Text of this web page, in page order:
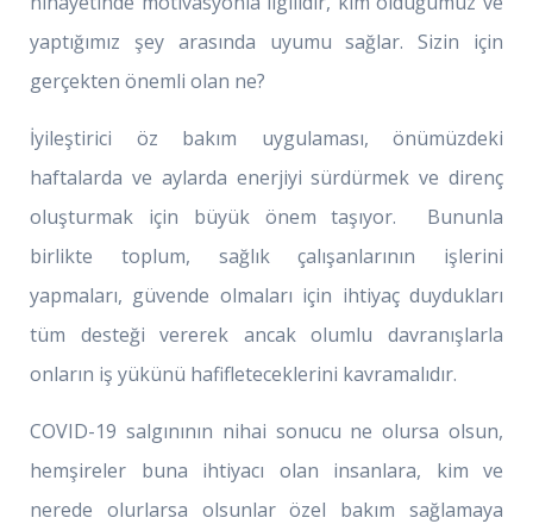
yaptığımız şey arasında uyumu sağlar. Sizin için
gerçekten önemli olan ne?
İyileştirici öz bakım uygulaması, önümüzdeki
haftalarda ve aylarda enerjiyi sürdürmek ve direnç
oluşturmak için büyük önem taşıyor. Bununla
birlikte toplum, sağlık çalışanlarının işlerini
yapmaları, güvende olmaları için ihtiyaç duydukları
tüm desteği vererek ancak olumlu davranışlarla
onların iş yükünü hafifleteceklerini kavramalıdır.
COVID-19 salgınının nihai sonucu ne olursa olsun,
hemşireler buna ihtiyacı olan insanlara, kim ve
nerede olurlarsa olsunlar özel bakım sağlamaya